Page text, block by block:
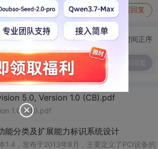
报 写回复
切换为时间正序
5.0, Version 1.0 (CB).pdf
1.0 (CB).pdf
能分类及扩展能力标识系统设计
，发布于2013年8月，主要定义了PCI设备的